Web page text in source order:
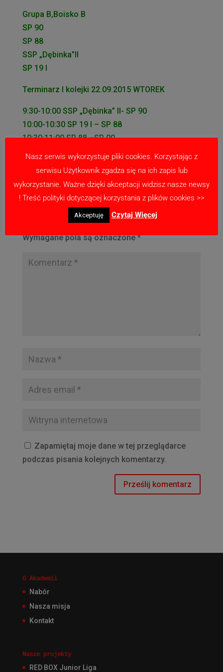
Grupa B,Boisko B
SP 90
SP 88
SSP „Dębinka”II
SP 19 I
Terminarz I kolejki 22.09.2015 WTOREK
9:30-10:00 SSP „Dębinka” II- SP 90
10:00-10:30 SP 19 I – SP 88
10:30:11:00 SP 88 –SP 90
11:00-11:30 SP 19 I –SSP „Dębinka” II
Prześlij komentarz
Twój adres email nie zostanie opublikowany.
Wymagane pola są oznaczone*
Zapamiętaj moje dane w tej przeglądarce
podczas pisania kolejnych komentarzy.
O Akademii
Nabór
Nasza misja
Kontakt
Nasze projekty
RED BOX Junior Liga
Nasz serwis wykorzystuje pliki cookies. Korzystając z
serwisu Użytkownik zgadza się na ich zapis lub
wykorzystanie. Ważne dzięki akceptacji widzisz nasze newsy
! Treść polityki dotyczącej korzystania z plików cookies >>
Akceptuję Czytaj Więcej